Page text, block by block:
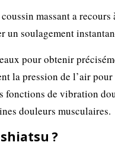
massant a recours
un soulagement
pour obtenir
la pression de l’air pour
fonctions de vibration
douleurs musculaires.
?